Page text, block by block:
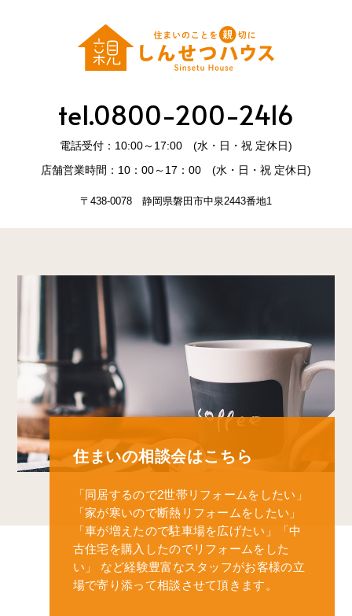
tel.0800-200-2416
電話受付：10:00～17:00 (水・日・祝 定休日)
店舗営業時間：10：00～17：00 (水・日・祝 定休日)
〒438-0078 静岡県磐田市中泉2443番地1
住まいの相談会はこちら
「同居するので2世帯リフォームをしたい」
「家が寒いので断熱リフォームをしたい」
「車が増えたので駐車場を広げたい」
「中
古住宅を購入したのでリフォームをした
い」
など経験豊富なスタッフがお客様の立
場で寄り添って相談させて頂きます。